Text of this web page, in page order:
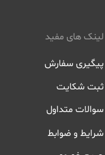
لینک های مفید
پیگیری سفارش
ثبت شکایت
سوالات متداول
شرایط و ضوابط